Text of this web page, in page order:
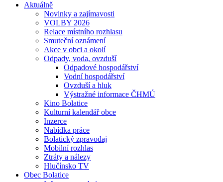
Aktuálně
Novinky a zajímavosti
VOLBY 2026
Relace místního rozhlasu
Smuteční oznámení
Akce v obci a okolí
Odpady, voda, ovzduší
Odpadové hospodářství
Vodní hospodářství
Ovzduší a hluk
Výstražné informace ČHMÚ
Kino Bolatice
Kulturní kalendář obce
Inzerce
Nabídka práce
Bolatický zpravodaj
Mobilní rozhlas
Ztráty a nálezy
Hlučínsko TV
Obec Bolatice